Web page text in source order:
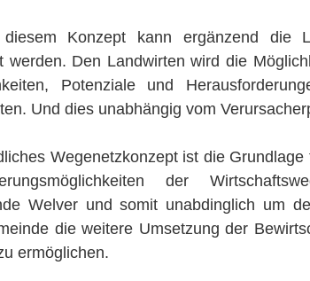
Konzept kann ergänzend die
werden. Den Landwirten wird die
Potenziale und
Und dies unabhängig vom
Wegenetzkonzept ist die Grundlage
der
Welver und somit unabdinglich um
die weitere Umsetzung der
ermöglichen.